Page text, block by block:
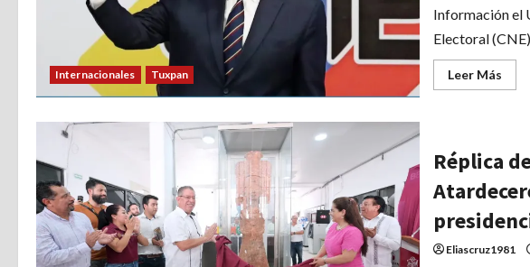
de
de
Internacionales Tuxpan
Información el
Electoral
Leer MásLeer
más
que
Réplica
Eliascruz1981